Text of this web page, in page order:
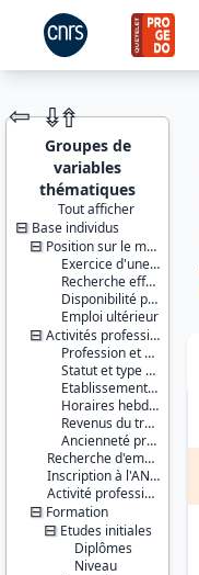
JEU DE
DONNÉES
⇦ ⇮⇮
Groupes de
variables
thématiques
Tout afficher
Base individus
Position sur le marché du travail
Exercice d'une activité professionnelle effective
Recherche effective d'un travail
Disponibilité pour travailler
Emploi ultérieur
Activités professionnelles
Profession et employeur principaux
Statut et type de contrat
Etablissement employeur
Horaires hebdomadaires
Revenus du travail
Ancienneté professionnelle
Recherche d'emploi
Inscription à l'ANPE
Activité professionnelle antérieure
Formation
Etudes initiales
Diplômes
Niveau
Identifiants :
lil-0026
doi:10.13144/lil-
0026
Thème :
Travail et
emploi
Série :
Enquête
Emploi /
Enquête
Emploi en